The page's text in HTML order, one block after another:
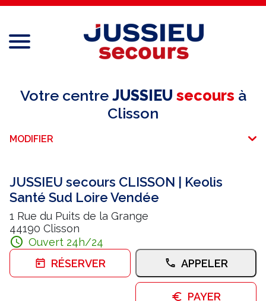
Menu
Réseau national
Services aux professionnels
Espace adhérent
E-paiement
Votre centre JUSSIEU secours à
Clisson
MODIFIER
JUSSIEU secours CLISSON | Keolis
Santé Sud Loire Vendée
1 Rue du Puits de la Grange
44190 Clisson
Ouvert 24h/24
RÉSERVER
APPELER
PAYER